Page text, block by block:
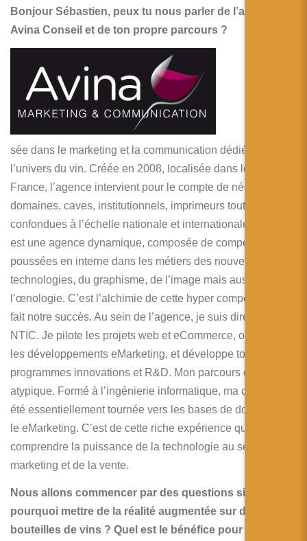
Español
Bonjour Sébastien, peux tu nous parler de l’agence
Avina Conseil et de ton propre parcours ?
sée dans le marketing et la communication dédiée à
l’univers du vin. Créée en 2008, localisée dans le sud de la
France, l’agence intervient pour le compte de négoces,
domaines, caves, institutionnels, imprimeurs toutes tailles
confondues à l’échelle nationale et internationale. Avina
est une agence dynamique, composée de compétences
poussées en interne dans les métiers des nouvelles
technologies, du graphisme, de l’image mais aussi de
l’œnologie. C’est l’alchimie de cette hyper compétence qui
fait notre succès. Au sein de l’agence, je suis directeur
NTIC. Je pilote les projets web et eCommerce, orchestre
les développements eMarketing, et développe tous les
programmes innovations et R&D. Mon parcours est
atypique. Formé à l’ingénierie informatique, ma carrière a
été essentiellement tournée vers les bases de données et
le eMarketing. C’est de cette riche expérience que j’ai pu
comprendre la puissance de la technologie au service du
marketing et de la vente.
Nous allons commencer par des questions simples,
pourquoi mettre de la réalité augmentée sur des
bouteilles de vins ? Quel est le bénéfice pour le